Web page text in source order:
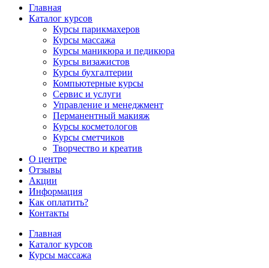
Главная
Каталог курсов
Курсы парикмахеров
Курсы массажа
Курсы маникюра и педикюра
Курсы визажистов
Курсы бухгалтерии
Компьютерные курсы
Сервис и услуги
Управление и менеджмент
Перманентный макияж
Курсы косметологов
Курсы сметчиков
Творчество и креатив
О центре
Отзывы
Акции
Информация
Как оплатить?
Контакты
Главная
Каталог курсов
Курсы массажа